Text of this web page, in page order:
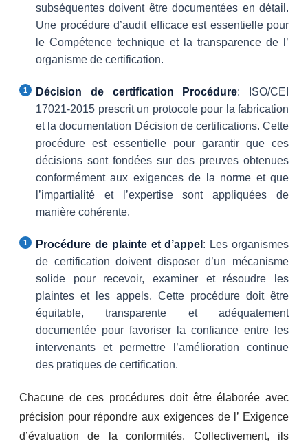
subséquentes doivent être documentées en détail.
Une procédure d’audit efficace est essentielle pour
le Compétence technique et la transparence de l’
organisme de certification.
Décision de certification Procédure: ISO/CEI
17021-2015 prescrit un protocole pour la fabrication
et la documentation Décision de certifications. Cette
procédure est essentielle pour garantir que ces
décisions sont fondées sur des preuves obtenues
conformément aux exigences de la norme et que
l’impartialité et l’expertise sont appliquées de
manière cohérente.
Procédure de plainte et d’appel : Les organismes
de certification doivent disposer d’un mécanisme
solide pour recevoir, examiner et résoudre les
plaintes et les appels. Cette procédure doit être
équitable, transparente et adéquatement
documentée pour favoriser la confiance entre les
intervenants et permettre l’amélioration continue
des pratiques de certification.
Chacune de ces procédures doit être élaborée avec
précision pour répondre aux exigences de l’ Exigence
d’évaluation de la conformités. Collectivement, ils